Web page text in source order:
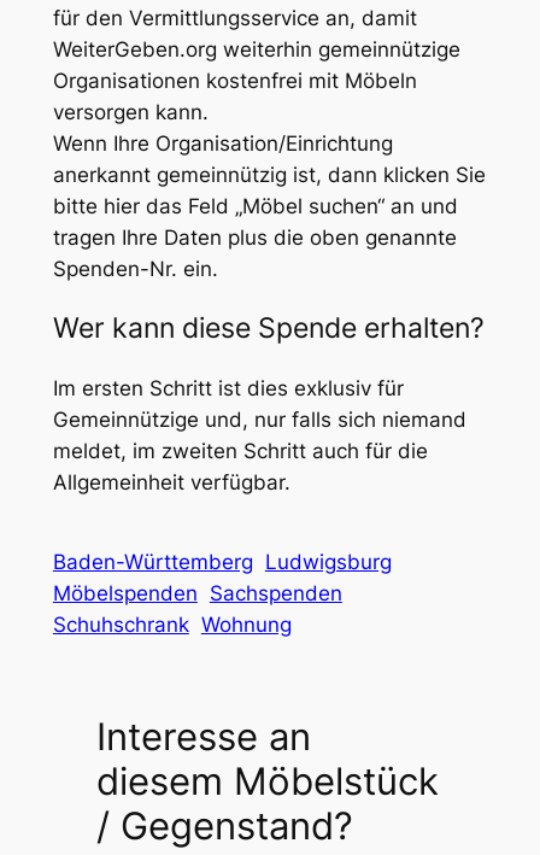
für den Vermittlungsservice an, damit
WeiterGeben.org weiterhin gemeinnützige
Organisationen kostenfrei mit Möbeln
versorgen kann.
Wenn Ihre Organisation/Einrichtung
anerkannt gemeinnützig ist, dann klicken Sie
bitte hier das Feld „Möbel suchen“ an und
tragen Ihre Daten plus die oben genannte
Spenden-Nr. ein.
Wer kann diese Spende erhalten?
Im ersten Schritt ist dies exklusiv für
Gemeinnützige und, nur falls sich niemand
meldet, im zweiten Schritt auch für die
Allgemeinheit verfügbar.
Baden-Württemberg Ludwigsburg
Möbelspenden Sachspenden
Schuhschrank Wohnung
Interesse an
diesem Möbelstück
/ Gegenstand?